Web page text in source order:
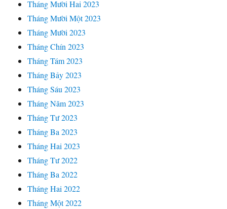
Tháng Mười Hai 2023
Tháng Mười Một 2023
Tháng Mười 2023
Tháng Chín 2023
Tháng Tám 2023
Tháng Bảy 2023
Tháng Sáu 2023
Tháng Năm 2023
Tháng Tư 2023
Tháng Ba 2023
Tháng Hai 2023
Tháng Tư 2022
Tháng Ba 2022
Tháng Hai 2022
Tháng Một 2022